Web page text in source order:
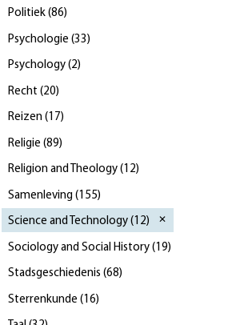
Politiek (86)
Psychologie (33)
Psychology (2)
Recht (20)
Reizen (17)
Religie (89)
Religion and Theology (12)
Samenleving (155)
Science and Technology (12)
Sociology and Social History (19)
Stadsgeschiedenis (68)
Sterrenkunde (16)